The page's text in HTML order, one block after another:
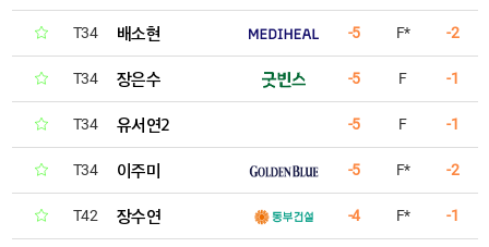
T34 배소현 -5 F* -2
T34 장은수 -5 F -1
T34 유서연2 -5 F -1
T34 이주미 -5 F* -2
T42 장수연 -4 F* -1